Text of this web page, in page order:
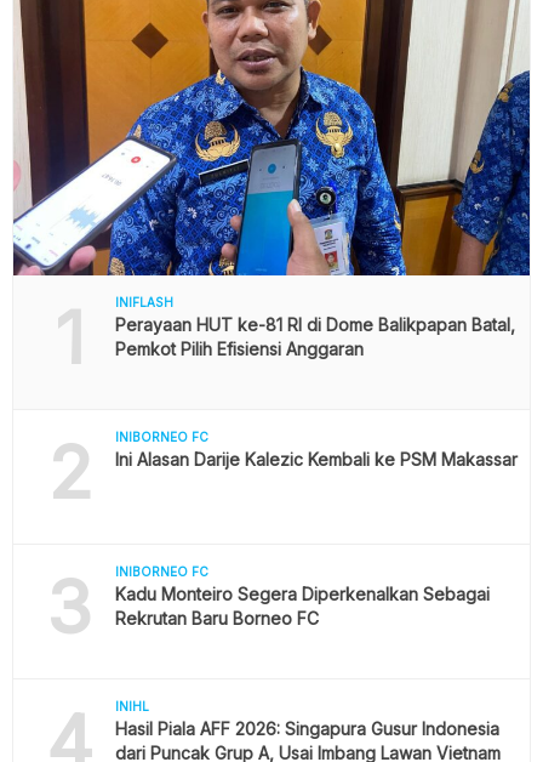
1 INIFLASH
Perayaan HUT ke-81 RI di Dome Balikpapan Batal,
Pemkot Pilih Efisiensi Anggaran
2 INIBORNEO FC
Ini Alasan Darije Kalezic Kembali ke PSM Makassar
3 INIBORNEO FC
Kadu Monteiro Segera Diperkenalkan Sebagai
Rekrutan Baru Borneo FC
4 INIHL
Hasil Piala AFF 2026: Singapura Gusur Indonesia
dari Puncak Grup A, Usai Imbang Lawan Vietnam